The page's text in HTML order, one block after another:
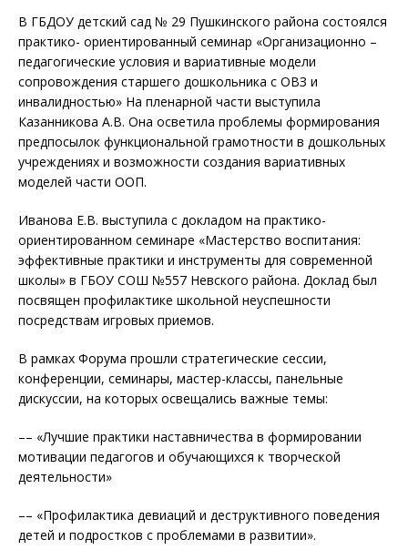
В ГБДОУ детский сад № 29 Пушкинского района состоялся
практико- ориентированный семинар «Организационно –
педагогические условия и вариативные модели
сопровождения старшего дошкольника с ОВЗ и
инвалидностью» На пленарной части выступила
Казанникова А.В. Она осветила проблемы формирования
предпосылок функциональной грамотности в дошкольных
учреждениях и возможности создания вариативных
моделей части ООП.
Иванова Е.В. выступила с докладом на практико-
ориентированном семинаре «Мастерство воспитания:
эффективные практики и инструменты для современной
школы» в ГБОУ СОШ №557 Невского района. Доклад был
посвящен профилактике школьной неуспешности
посредствам игровых приемов.
В рамках Форума прошли стратегические сессии,
конференции, семинары, мастер-классы, панельные
дискуссии, на которых освещались важные темы:
–– «Лучшие практики наставничества в формировании
мотивации педагогов и обучающихся к творческой
деятельности»
–– «Профилактика девиаций и деструктивного поведения
детей и подростков с проблемами в развитии».